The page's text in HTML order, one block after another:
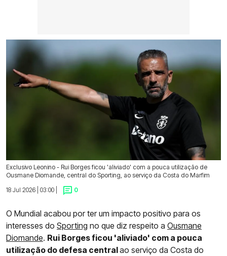
Exclusivo Leonino - Rui Borges ficou 'aliviado' com a pouca utilização de
Ousmane Diomande, central do Sporting, ao serviço da Costa do Marfim
18 Jul 2026 | 03:00 |
0
O Mundial acabou por ter um impacto positivo para os
interesses do Sporting no que diz respeito a Ousmane
Diomande. Rui Borges ficou 'aliviado' com a pouca
utilização do defesa centralao serviço da Costa do